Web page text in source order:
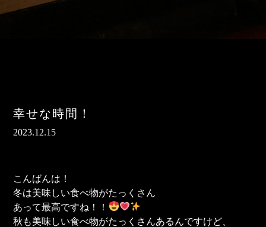
幸せな時間！
2023.12.15
こんばんは！
冬は美味しい食べ物がたっくさん
あって最高ですね！！
秋も美味しい食べ物がたっくさんあるんですけど、